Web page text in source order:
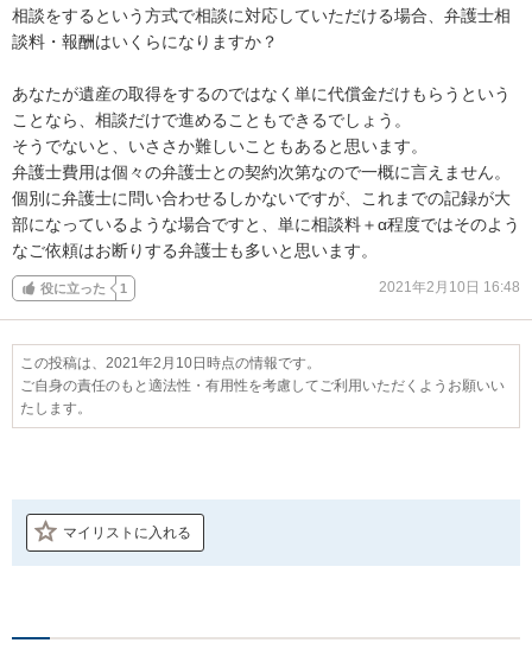
相談をするという方式で相談に対応していただける場合、弁護士相
談料・報酬はいくらになりますか？
あなたが遺産の取得をするのではなく単に代償金だけもらうという
ことなら、相談だけで進めることもできるでしょう。
そうでないと、いささか難しいこともあると思います。
弁護士費用は個々の弁護士との契約次第なので一概に言えません。
個別に弁護士に問い合わせるしかないですが、これまでの記録が大
部になっているような場合ですと、単に相談料＋α程度ではそのよう
なご依頼はお断りする弁護士も多いと思います。
役に立った 1 2021年2月10日 16:48
この投稿は、2021年2月10日時点の情報です。
ご自身の責任のもと適法性・有用性を考慮してご利用いただくようお願いい
たします。
マイリストに入れる